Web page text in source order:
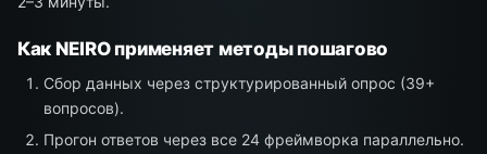
Как NEIRO применяет методы пошагово
Сбор данных через структурированный опрос (39+
вопросов).
Прогон ответов через все 24 фреймворка параллельно.